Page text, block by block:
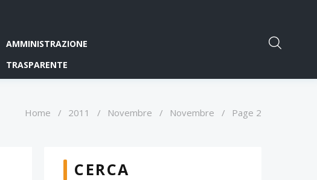
AMMINISTRAZIONE
TRASPARENTE
Home / 2011 / Novembre / Novembre / Page 2
CERCA